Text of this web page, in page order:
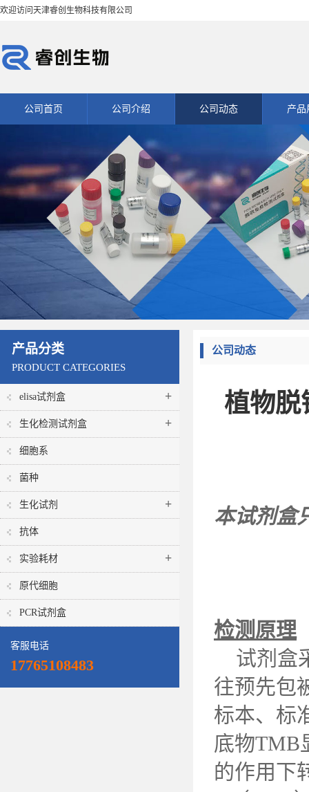
欢迎访问天津睿创生物科技有限公司
公司首页 公司介绍 公司动态 产品
产品分类
PRODUCT CATEGORIES
elisa试剂盒 +
生化检测试剂盒 +
细胞系
菌种
生化试剂 +
抗体
实验耗材 +
原代细胞
PCR试剂盒
客服电话
17765108483
公司动态
植物脱
本试剂盒
检测原理
试剂盒
往预先包
标本、标
底物TMB
的作用下